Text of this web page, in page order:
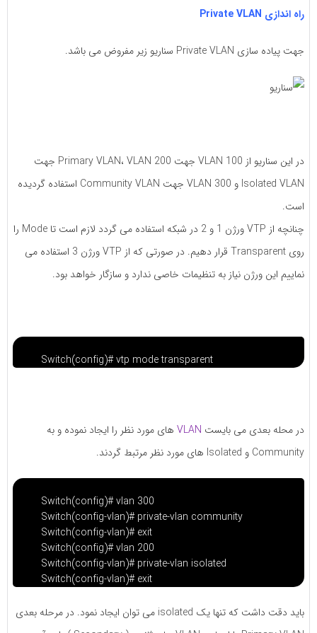
راه اندازی Private VLAN
جهت پیاده سازی Private VLAN سناریو زیر مفروض می باشد.
در این سناریو از VLAN 100 جهت Primary VLAN، VLAN 200 جهت
Isolated VLAN و VLAN 300 جهت Community VLAN استفاده گردیده
است.
چنانچه از VTP ورژن 1 و 2 در شبکه استفاده می گردد لازم است تا Mode را
روی Transparent قرار دهیم. در صورتی که از VTP ورژن 3 استفاده می
نماییم این ورژن نیاز به تنظیمات خاصی ندارد و سازگار خواهد بود.
Switch(config)# vtp mode transparent
در محله بعدی می بایست VLANهای مورد نظر را ایجاد نموده و به
Community و Isolated های مورد نظر مرتبط گردند.
Switch(config)# vlan 300
Switch(config-vlan)# private-vlan community
Switch(config-vlan)# exit
Switch(config)# vlan 200
Switch(config-vlan)# private-vlan isolated
Switch(config-vlan)# exit
باید دقت داشت که تنها یک isolated می توان ایجاد نمود. در مرحله بعدی